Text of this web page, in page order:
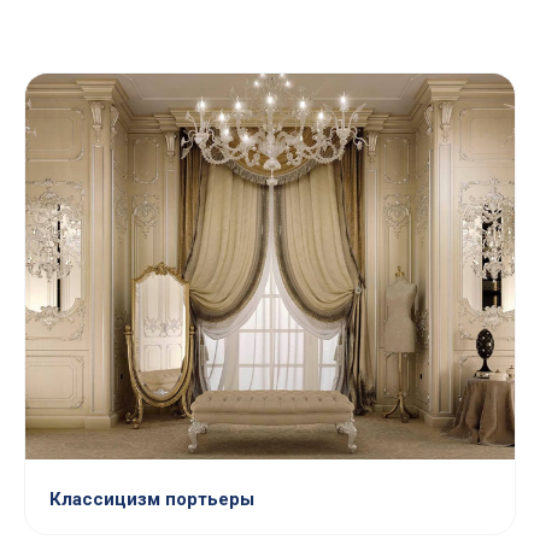
Классицизм портьеры